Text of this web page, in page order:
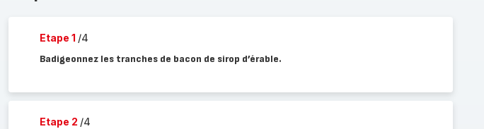
Etape 1 /4
Badigeonnez les tranches de bacon de sirop d’érable.
Etape 2 /4